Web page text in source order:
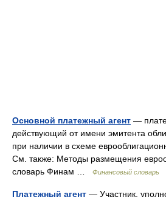
Основной платежный агент —
действующий от имени эмитента
при наличии в схеме
См. также: Методы размещения
словарь Финам …
Финансовый словарь
Платежный агент — Участник,